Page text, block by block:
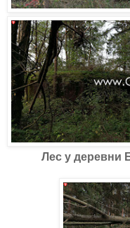
Лес у деревни